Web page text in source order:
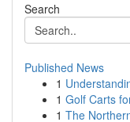
Search
Published News
1
1 Golf Carts
1 The